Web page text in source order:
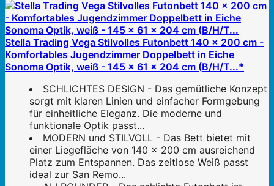
Stella Trading Vega Stilvolles Futonbett 140 x 200 cm -
Komfortables Jugendzimmer Doppelbett in Eiche
Sonoma Optik, weiß - 145 x 61 x 204 cm (B/H/T...*
SCHLICHTES DESIGN - Das gemütliche Konzept
sorgt mit klaren Linien und einfacher Formgebung
für einheitliche Eleganz. Die moderne und
funktionale Optik passt...
MODERN und STILVOLL - Das Bett bietet mit
einer Liegefläche von 140 x 200 cm ausreichend
Platz zum Entspannen. Das zeitlose Weiß passt
ideal zur San Remo...